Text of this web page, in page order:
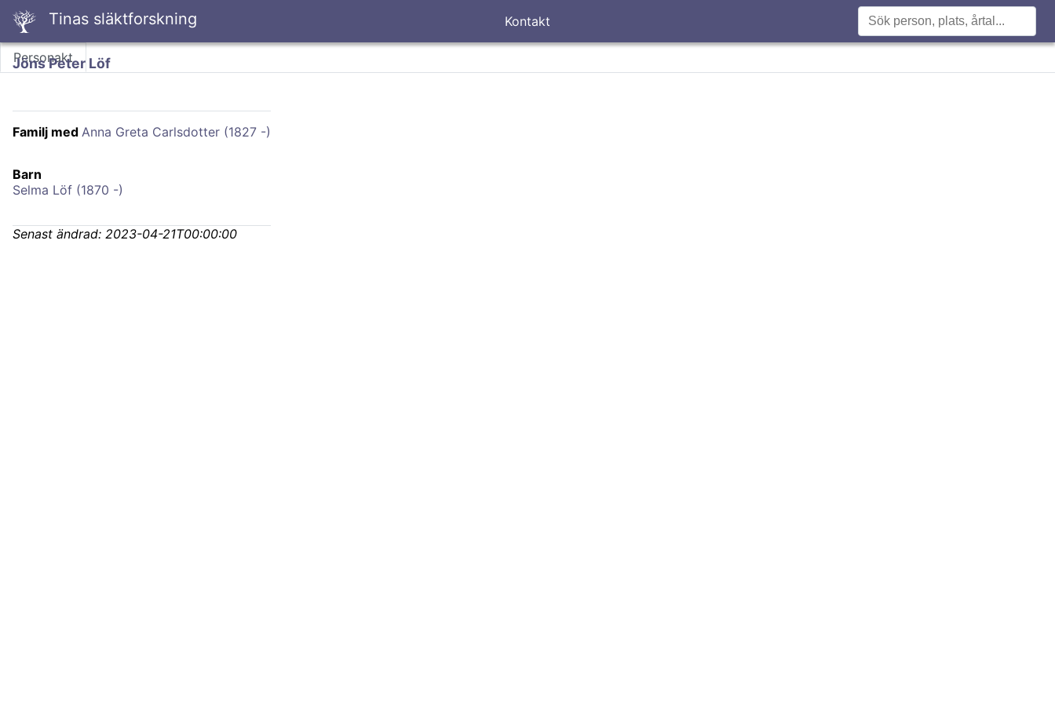
Tinas släktforskning Kontakt
Personakt
Jöns Peter Löf
Familj med Anna Greta Carlsdotter (1827 -)
Barn
Selma Löf (1870 -)
Senast ändrad: 2023-04-21T00:00:00